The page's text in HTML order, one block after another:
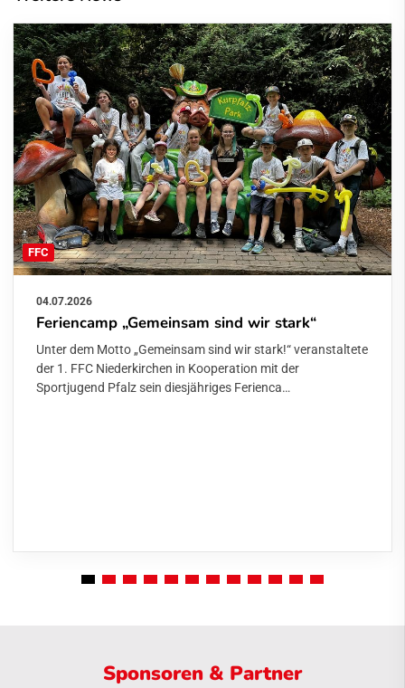
FFC
04.07.2026
Feriencamp „Gemeinsam sind wir stark“
Unter dem Motto „Gemeinsam sind wir stark!“ veranstaltete
der 1. FFC Niederkirchen in Kooperation mit der
Sportjugend Pfalz sein diesjähriges Ferienca…
Sponsoren & Partner